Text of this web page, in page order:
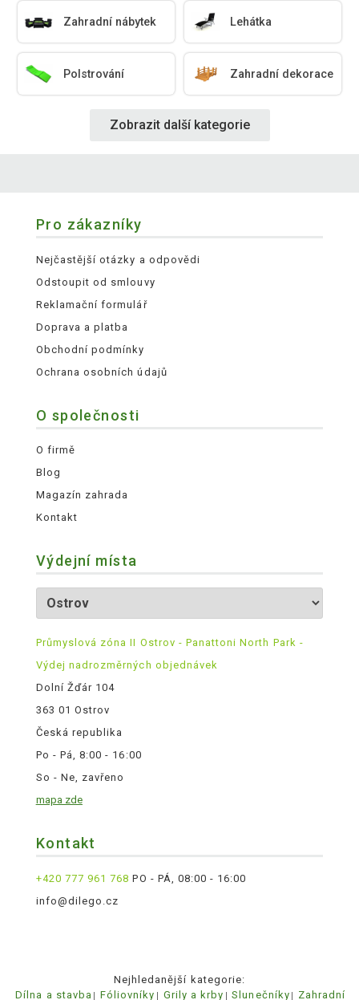
Zahradní nábytek Lehátka
Polstrování Zahradní dekorace
Zobrazit další kategorie
Pro zákazníky
Nejčastější otázky a odpovědi
Odstoupit od smlouvy
Reklamační formulář
Doprava a platba
Obchodní podmínky
Ochrana osobních údajů
O společnosti
O firmě
Blog
Magazín zahrada
Kontakt
Výdejní místa
Průmyslová zóna II Ostrov - Panattoni North Park -
Výdej nadrozměrných objednávek
Dolní Žďár 104
363 01 Ostrov
Česká republika
Po - Pá, 8:00 - 16:00
So - Ne, zavřeno
mapa zde
Kontakt
+420 777 961 768 PO - PÁ, 08:00 - 16:00
info@dilego.cz
Nejhledanější kategorie:
Dílna a stavba
Fóliovníky Grily a krby Slunečníky Zahradní